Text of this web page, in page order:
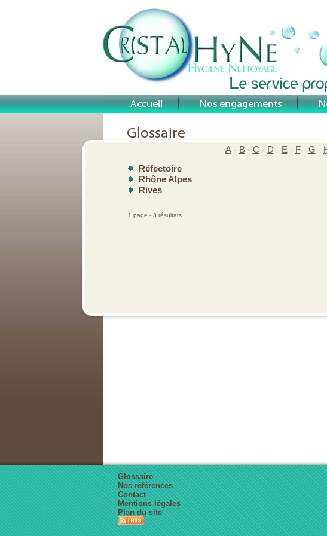
A- B - C - D - E - F- G -
Réfectoire
Rhône Alpes
Rives
1 page - 3 résultats
Glossaire
Nos références
Contact
Mentions légales
Plan du site